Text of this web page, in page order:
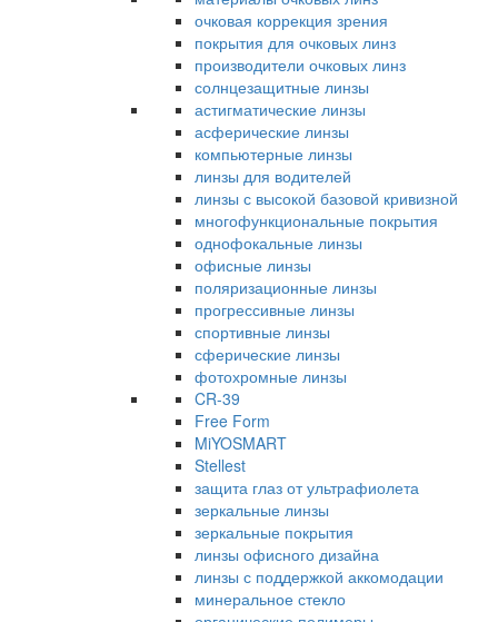
очковая коррекция зрения
покрытия для очковых линз
производители очковых линз
солнцезащитные линзы
астигматические линзы
асферические линзы
компьютерные линзы
линзы для водителей
линзы с высокой базовой кривизной
многофункциональные покрытия
однофокальные линзы
офисные линзы
поляризационные линзы
прогрессивные линзы
спортивные линзы
сферические линзы
фотохромные линзы
CR-39
Free Form
MiYOSMART
Stellest
защита глаз от ультрафиолета
зеркальные линзы
зеркальные покрытия
линзы офисного дизайна
линзы с поддержкой аккомодации
минеральное стекло